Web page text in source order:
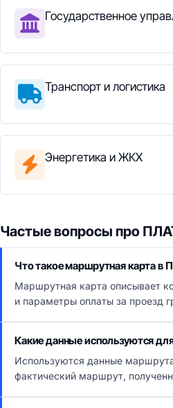
Государственное
Транспорт и логистика
Энергетика и ЖКХ
Частые вопросы про
Что такое маршрутная карта в
Маршрутная карта описывает
и параметры оплаты за проезд
Какие данные используются
Используются данные
фактический маршрут,